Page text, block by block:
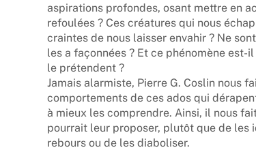
aspirations profondes, osant mettre en
refoulées ? Ces créatures qui nous
craintes de nous laisser envahir ? Ne
les a façonnées ? Et ce phénomène est-
le prétendent ?
Jamais alarmiste, Pierre G. Coslin nous
comportements de ces ados qui
à mieux les comprendre. Ainsi, il nous
pourrait leur proposer, plutôt que de les
rebours ou de les diaboliser.